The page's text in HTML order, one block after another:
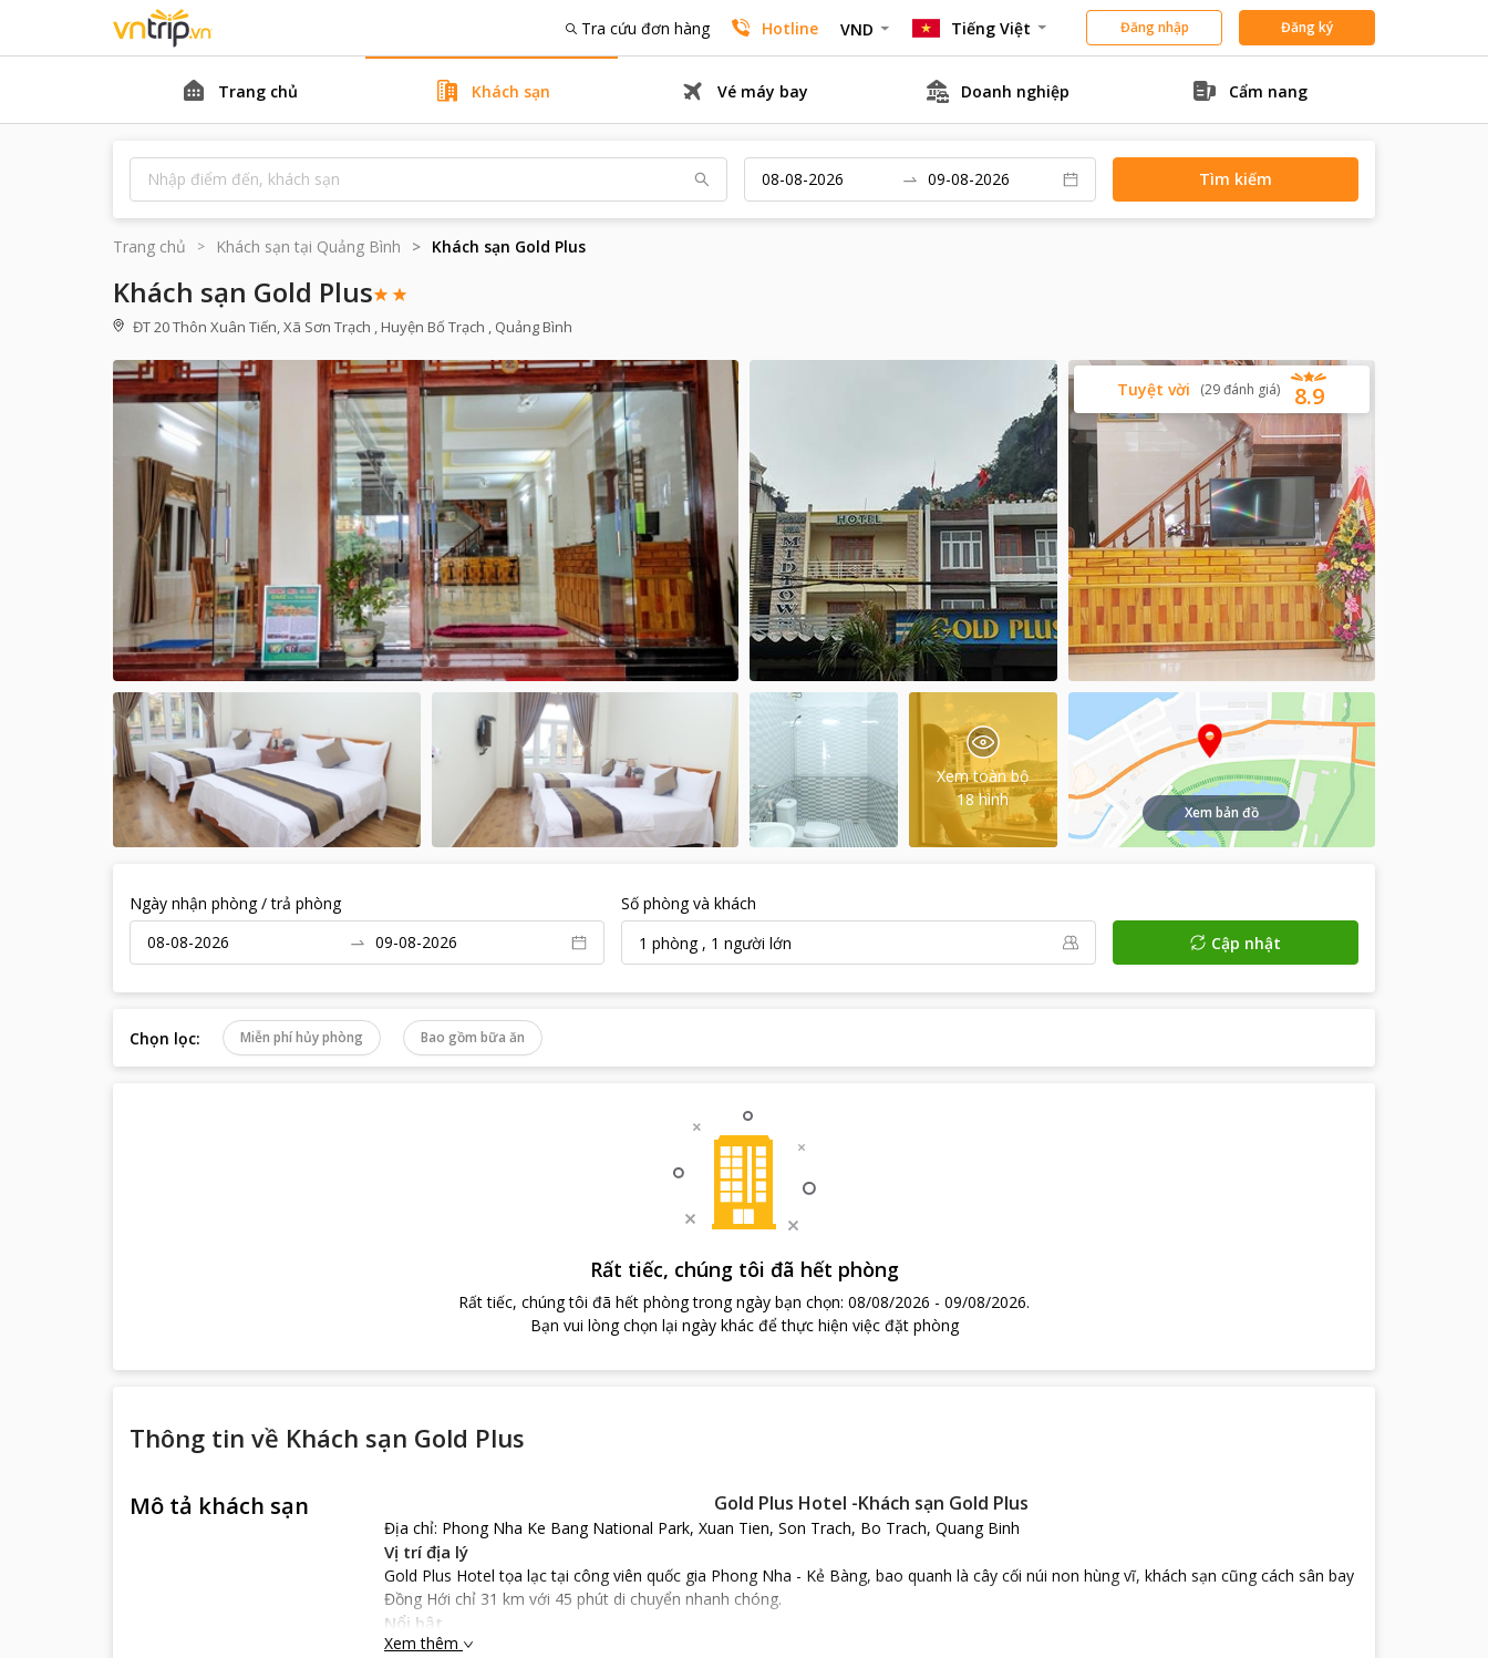
Tra cứu đơn hàng Hotline VND Tiếng Việt Đăng nhập Đăng ký
Trang chủ Khách sạn Vé máy bay Doanh nghiệp Cẩm nang
Tìm kiếm
Trang chủ Khách sạn tại Quảng Bình Khách sạn Gold Plus
Khách sạn Gold Plus
ĐT 20 Thôn Xuân Tiến, Xã Sơn Trạch , Huyện Bố Trạch , Quảng Bình
8.9
Tuyệt vời (29đánh giá)
Xem toàn bộ
18 hình
Xem bản đồ
Ngày nhận phòng / trả phòng
Số phòng và khách
1 phòng, 1 người lớn Cập nhật
Chọn lọc: Miễn phí hủy phòng Bao gồm bữa ăn
Rất tiếc, chúng tôi đã hết phòng
Rất tiếc, chúng tôi đã hết phòng trong ngày bạn chọn: 08/08/2026 - 09/08/2026.
Bạn vui lòng chọn lại ngày khác để thực hiện việc đặt phòng
Thông tin về Khách sạn Gold Plus
Mô tả khách sạn Gold Plus Hotel -Khách sạn Gold Plus
Địa chỉ: Phong Nha Ke Bang National Park, Xuan Tien, Son Trach, Bo Trach, Quang Binh
Vị trí địa lý
Gold Plus Hotel tọa lạc tại công viên quốc gia Phong Nha - Kẻ Bàng, bao quanh là cây cối núi non hùng vĩ, khách sạn cũng cách sân bay
Đồng Hới chỉ 31 km với 45 phút di chuyển nhanh chóng.
Nổi bật
Gold Plus Hotel mang phong cách Á Đông với thiết kế đơn giản mang màu trắng tinh khiết, tạo không gian sạch sẽ, rộng rãi, thoáng
Xem thêm